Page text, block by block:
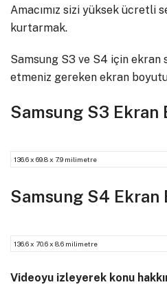
Amacımız sizi yüksek ücretli
kurtarmak.
Samsung S3 ve S4 için ekran
etmeniz gereken ekran
Samsung S3 Ekran
136.6 x 69.8 x 7.9 milimetre
Samsung S4 Ekran
136.6 x 70.6 x 8.6 milimetre
Videoyu izleyerek konu